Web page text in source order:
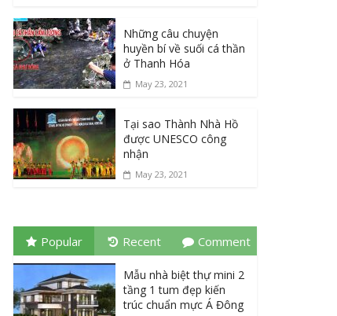
Những câu chuyện
huyền bí về suối cá thần
ở Thanh Hóa
May 23, 2021
Tại sao Thành Nhà Hồ
được UNESCO công
nhận
May 23, 2021
Popular Recent Comment
Mẫu nhà biệt thự mini 2
tầng 1 tum đẹp kiến
trúc chuẩn mực Á Đông